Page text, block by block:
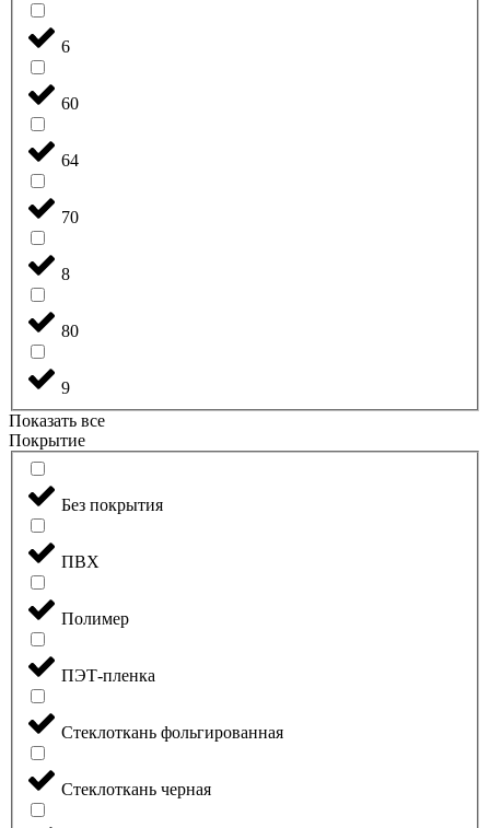
6
60
64
70
8
80
9
Показать все
Покрытие
Без покрытия
ПВХ
Полимер
ПЭТ-пленка
Стеклоткань фольгированная
Стеклоткань черная